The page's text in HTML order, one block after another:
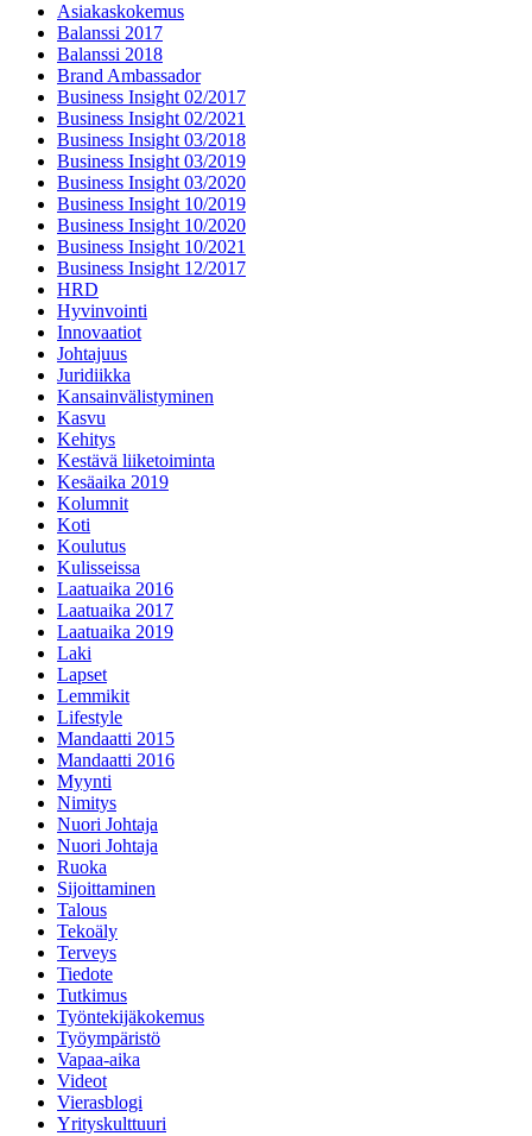
Asiakaskokemus
Balanssi 2017
Balanssi 2018
Brand Ambassador
Business Insight 02/2017
Business Insight 02/2021
Business Insight 03/2018
Business Insight 03/2019
Business Insight 03/2020
Business Insight 10/2019
Business Insight 10/2020
Business Insight 10/2021
Business Insight 12/2017
HRD
Hyvinvointi
Innovaatiot
Johtajuus
Juridiikka
Kansainvälistyminen
Kasvu
Kehitys
Kestävä liiketoiminta
Kesäaika 2019
Kolumnit
Koti
Koulutus
Kulisseissa
Laatuaika 2016
Laatuaika 2017
Laatuaika 2019
Laki
Lapset
Lemmikit
Lifestyle
Mandaatti 2015
Mandaatti 2016
Myynti
Nimitys
Nuori Johtaja
Nuori Johtaja
Ruoka
Sijoittaminen
Talous
Tekoäly
Terveys
Tiedote
Tutkimus
Työntekijäkokemus
Työympäristö
Vapaa-aika
Videot
Vierasblogi
Yrityskulttuuri